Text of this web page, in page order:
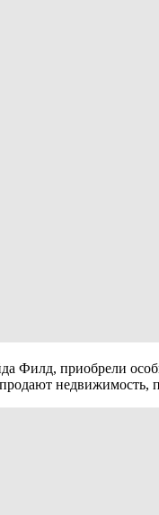
Филд, приобрели
недвижимость,